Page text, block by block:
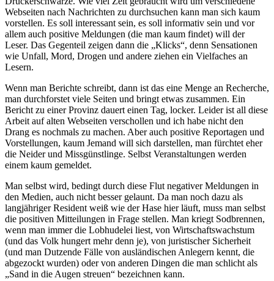
Webseiten nach Nachrichten zu durchsuchen kann man sich kaum
vorstellen. Es soll interessant sein, es soll informativ sein und vor
allem auch positive Meldungen (die man kaum findet) will der
Leser. Das Gegenteil zeigen dann die „Klicks“, denn Sensationen
wie Unfall, Mord, Drogen und andere ziehen ein Vielfaches an
Lesern.
Wenn man Berichte schreibt, dann ist das eine Menge an Recherche,
man durchforstet viele Seiten und bringt etwas zusammen. Ein
Bericht zu einer Provinz dauert einen Tag, locker. Leider ist all diese
Arbeit auf alten Webseiten verschollen und ich habe nicht den
Drang es nochmals zu machen. Aber auch positive Reportagen und
Vorstellungen, kaum Jemand will sich darstellen, man fürchtet eher
die Neider und Missgünstlinge. Selbst Veranstaltungen werden
einem kaum gemeldet.
Man selbst wird, bedingt durch diese Flut negativer Meldungen in
den Medien, auch nicht besser gelaunt. Da man noch dazu als
langjähriger Resident weiß wie der Hase hier läuft, muss man selbst
die positiven Mitteilungen in Frage stellen. Man kriegt Sodbrennen,
wenn man immer die Lobhudelei liest, von Wirtschaftswachstum
(und das Volk hungert mehr denn je), von juristischer Sicherheit
(und man Dutzende Fälle von ausländischen Anlegern kennt, die
abgezockt wurden) oder von anderen Dingen die man schlicht als
„Sand in die Augen streuen“ bezeichnen kann.